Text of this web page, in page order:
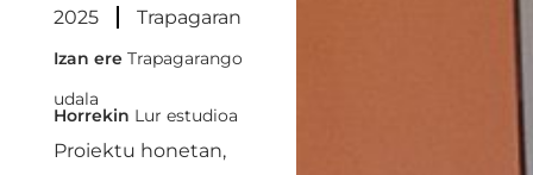
2025 Trapagaran
Izan ere Trapagarango
udala
Horrekin Lur estudioa
Proiektu honetan,